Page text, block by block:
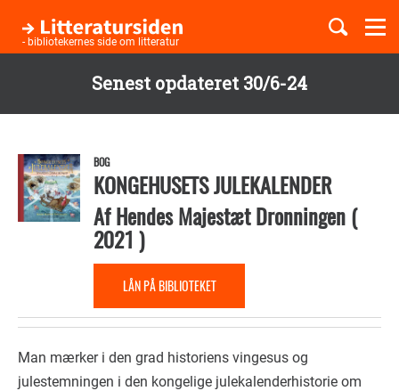
Senest opdateret 30/6-24
hovedindhold
- bibliotekernes side om litteratur
Børnebøger
Temaer
BOG
KONGEHUSETS JULEKALENDER
AfHendes Majestæt Dronningen(
2021 )
LÅN PÅ BIBLIOTEKET
Man mærker i den grad historiens vingesus og
julestemningen i den kongelige julekalenderhistorie om